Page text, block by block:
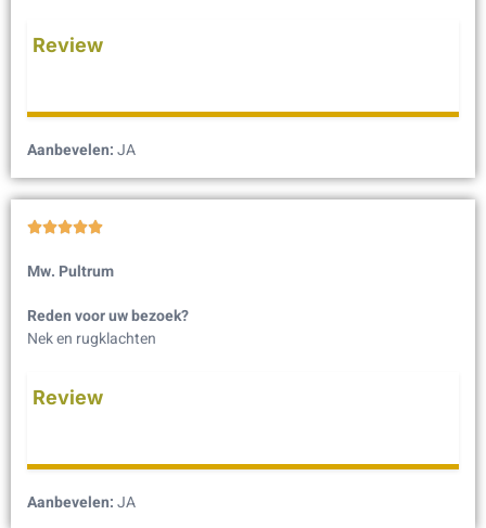
Review
Aanbevelen:JA

Mw. Pultrum
Reden voor uw bezoek?
Nek en rugklachten
Review
Aanbevelen:JA